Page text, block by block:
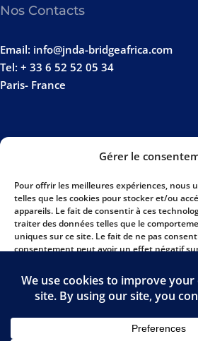
Gérer le
Pour offrir les meilleures expériences, nous
telles que les cookies pour stocker et/ou
appareils. Le fait de consentir à ces
traiter des données telles que le
uniques sur ce site. Le fait de ne pas
consentement peut avoir un effet négatif
Accepter
Refuser
Nos Contacts
Paris- France
Tel: + 33 6 52 52 05 34
Email: info@jnda-bridgeafrica.com